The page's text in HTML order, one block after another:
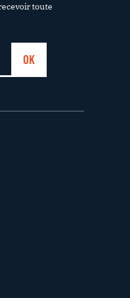
toute